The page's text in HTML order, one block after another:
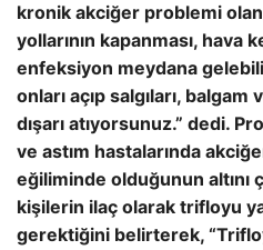
kronik akciğer problemi
yollarının kapanması, hava
enfeksiyon meydana
onları açıp salgıları,
dışarı atıyorsunuz.” dedi.
ve astım hastalarında
eğiliminde olduğunun altını
kişilerin ilaç olarak trifloyu
gerektiğini belirterek,